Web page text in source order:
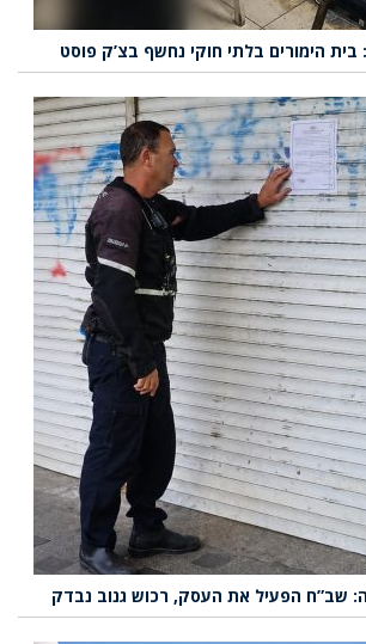
בית הימורים בלתי חוקי נחשף בצ’ק פוסט
שב”ח הפעיל את העסק, רכוש גנוב נבדק